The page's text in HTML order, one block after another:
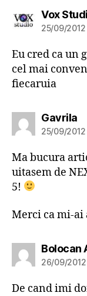
Vox
25/09/
Eu cred ca un
cel mai
fiecaruia
Gavrila
25/09/2012
Ma bucura
uitasem de
5!
Merci ca mi-ai
Bolocan
26/09/2012
De cand imi